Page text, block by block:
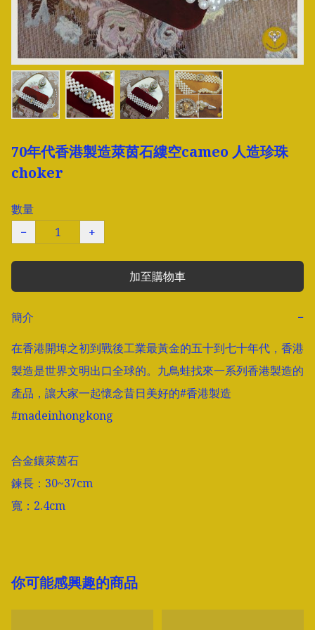
70年代香港製造萊茵石縷空cameo 人造珍珠
choker
數量
−
+
加至購物車
簡介
−
在香港開埠之初到戰後工業最黃金的五十到七十年代，香港
製造是世界文明出口全球的。九鳥蛙找來一系列香港製造的
產品，讓大家一起懷念昔日美好的#香港製造
#madeinhongkong
合金鑲萊茵石
鍊長：30~37cm
寬：2.4cm
你可能感興趣的商品